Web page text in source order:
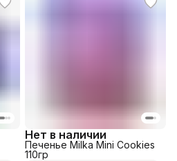
Нет в наличии
Печенье Milka Mini Cookies
110гр